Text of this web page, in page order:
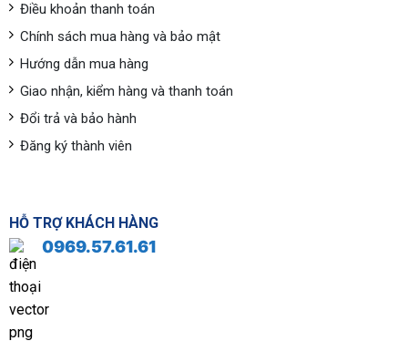
Điều khoản thanh toán
Chính sách mua hàng và bảo mật
Hướng dẫn mua hàng
Giao nhận, kiểm hàng và thanh toán
Đổi trả và bảo hành
Đăng ký thành viên
HỖ TRỢ KHÁCH HÀNG
0969.57.61.61